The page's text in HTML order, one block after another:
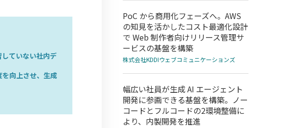
ていない社内デ
向上させ、生成
PoC から商用化フェーズへ。AWS
の知見を活かしたコスト最適化設計
で Web 制作者向けリリース管理サ
ービスの基盤を構築
株式会社KDDIウェブコミュニケーションズ
幅広い社員が生成 AI エージェント
開発に参画できる基盤を構築。ノー
コードとフルコードの2環境整備に
より、内製開発を推進